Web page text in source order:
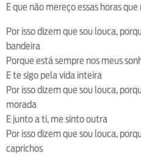
E que não mereço essas horas
Por isso dizem que sou louca,
bandeira
Porque está sempre nos meus
E te sigo pela vida inteira
Por isso dizem que sou louca,
morada
E junto a ti, me sinto outra
Por isso dizem que sou louca,
caprichos